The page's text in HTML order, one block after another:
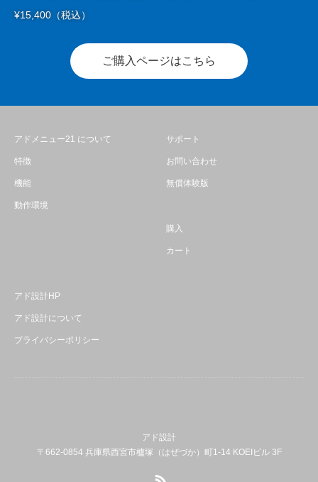
¥15,400（税込）
ご購入ページはこちら
アドメニュー21 について
特徴
機能
動作環境
サポート
お問い合わせ
無償体験版
購入
カート
アド設計HP
アド設計について
プライバシーポリシー
アド設計
〒662-0854 兵庫県西宮市櫨塚（はぜづか）町1-14 KOEIビル 3F